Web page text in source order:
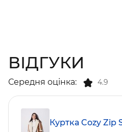
ВІДГУКИ
Середня оцінка: 4.9
Куртка Cozy Zip